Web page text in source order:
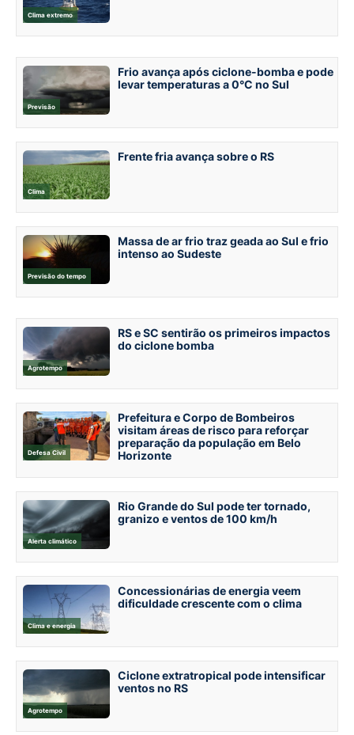
Clima extremo
Previsão
Frio avança após ciclone-bomba e pode
levar temperaturas a 0°C no Sul
Clima
Frente fria avança sobre o RS
Previsão do tempo
Massa de ar frio traz geada ao Sul e frio
intenso ao Sudeste
Agrotempo
RS e SC sentirão os primeiros impactos
do ciclone bomba
Defesa Civil
Prefeitura e Corpo de Bombeiros
visitam áreas de risco para reforçar
preparação da população em Belo
Horizonte
Alerta climático
Rio Grande do Sul pode ter tornado,
granizo e ventos de 100 km/h
Clima e energia
Concessionárias de energia veem
dificuldade crescente com o clima
Agrotempo
Ciclone extratropical pode intensificar
ventos no RS